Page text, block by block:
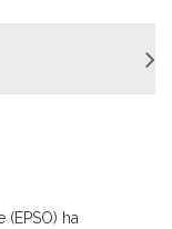
ha